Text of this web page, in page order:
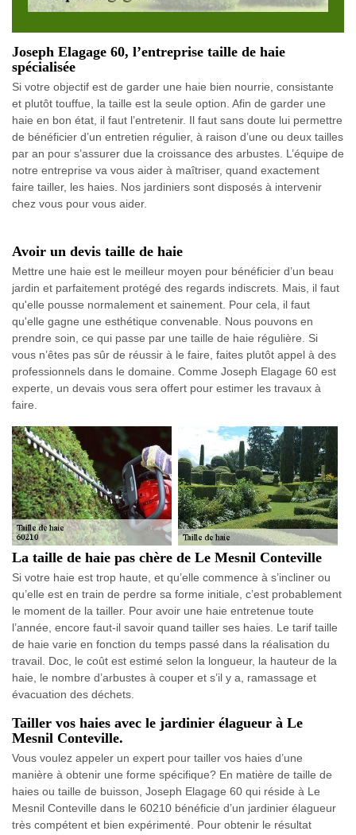
Joseph Elagage 60, l’entreprise taille de haie
spécialisée
Si votre objectif est de garder une haie bien nourrie, consistante
et plutôt touffue, la taille est la seule option. Afin de garder une
haie en bon état, il faut l’entretenir. Il faut sans doute lui permettre
de bénéficier d’un entretien régulier, à raison d’une ou deux tailles
par an pour s’assurer due la croissance des arbustes. L’équipe de
notre entreprise va vous aider à maîtriser, quand exactement
faire tailler, les haies. Nos jardiniers sont disposés à intervenir
chez vous pour vous aider.
Avoir un devis taille de haie
Mettre une haie est le meilleur moyen pour bénéficier d’un beau
jardin et parfaitement protégé des regards indiscrets. Mais, il faut
qu'elle pousse normalement et sainement. Pour cela, il faut
qu'elle gagne une esthétique convenable. Nous pouvons en
prendre soin, ce qui passe par une taille de haie régulière. Si
vous n’êtes pas sûr de réussir à le faire, faites plutôt appel à des
professionnels dans le domaine. Comme Joseph Elagage 60 est
experte, un devais vous sera offert pour estimer les travaux à
faire.
La taille de haie pas chère de Le Mesnil Conteville
Si votre haie est trop haute, et qu’elle commence à s’incliner ou
qu’elle est en train de perdre sa forme initiale, c’est probablement
le moment de la tailler. Pour avoir une haie entretenue toute
l’année, encore faut-il savoir quand tailler ses haies. Le tarif taille
de haie varie en fonction du temps passé dans la réalisation du
travail. Doc, le coût est estimé selon la longueur, la hauteur de la
haie, le nombre d’arbustes à couper et s’il y a, ramassage et
évacuation des déchets.
Tailler vos haies avec le jardinier élagueur à Le
Mesnil Conteville.
Vous voulez appeler un expert pour tailler vos haies d’une
manière à obtenir une forme spécifique? En matière de taille de
haies ou taille de buisson, Joseph Elagage 60 qui réside à Le
Mesnil Conteville dans le 60210 bénéficie d’un jardinier élagueur
très compétent et bien expérimenté. Pour obtenir le résultat